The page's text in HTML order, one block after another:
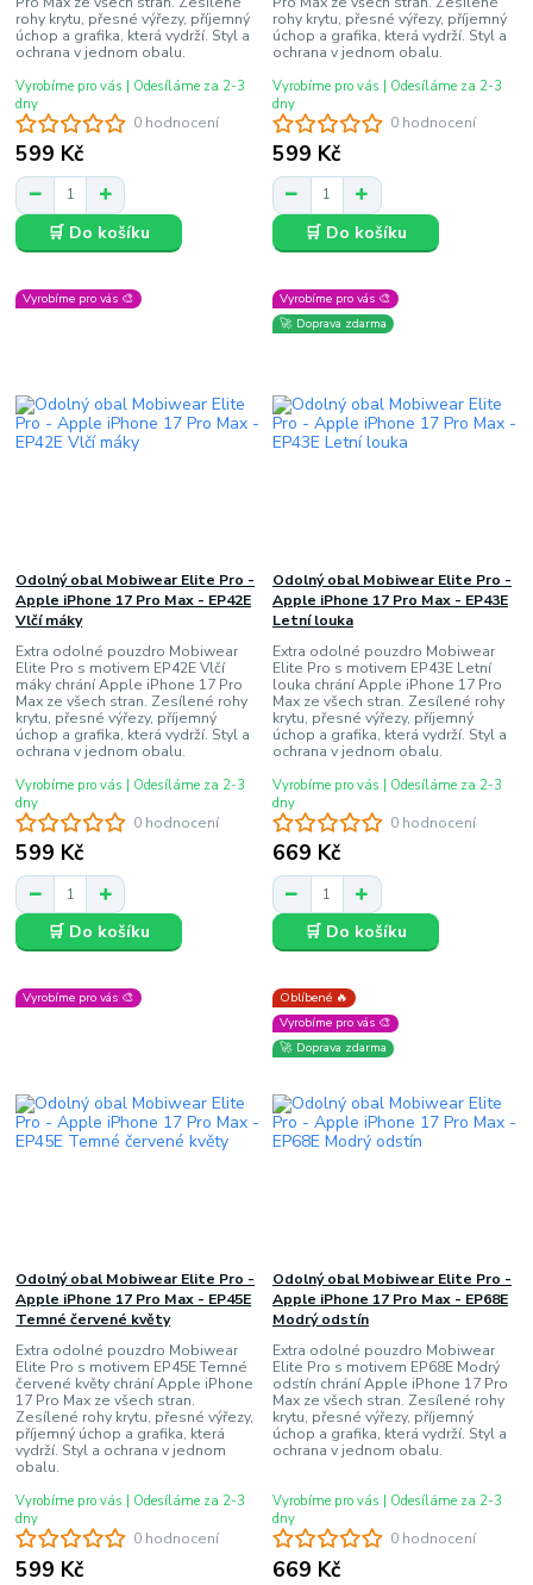
0 hodnocení
rohy krytu, přesné výřezy, příjemný
úchop a grafika, která vydrží. Styl a
ochrana v jednom obalu.
599 Kč
Vyrobíme pro vás | Odesíláme za 2-3
dny
🛒 Do košíku
0 hodnocení
rohy krytu, přesné výřezy, příjemný
úchop a grafika, která vydrží. Styl a
ochrana v jednom obalu.
599 Kč
Vyrobíme pro vás | Odesíláme za 2-3
dny
🛒 Do košíku
Vyrobíme pro vás 🎨
0 hodnocení
Odolný obal Mobiwear Elite Pro -
Apple iPhone 17 Pro Max - EP42E
Vlčí máky
Extra odolné pouzdro Mobiwear
Elite Pro s motivem EP42E Vlčí
máky chrání Apple iPhone 17 Pro
Max ze všech stran. Zesílené rohy
krytu, přesné výřezy, příjemný
úchop a grafika, která vydrží. Styl a
ochrana v jednom obalu.
599 Kč
Vyrobíme pro vás | Odesíláme za 2-3
dny
🛒 Do košíku
Vyrobíme pro vás 🎨
🚀 Doprava zdarma
0 hodnocení
Odolný obal Mobiwear Elite Pro -
Apple iPhone 17 Pro Max - EP43E
Letní louka
Extra odolné pouzdro Mobiwear
Elite Pro s motivem EP43E Letní
louka chrání Apple iPhone 17 Pro
Max ze všech stran. Zesílené rohy
krytu, přesné výřezy, příjemný
úchop a grafika, která vydrží. Styl a
ochrana v jednom obalu.
669 Kč
Vyrobíme pro vás | Odesíláme za 2-3
dny
🛒 Do košíku
Vyrobíme pro vás 🎨
0 hodnocení
Odolný obal Mobiwear Elite Pro -
Apple iPhone 17 Pro Max - EP45E
Temné červené květy
Extra odolné pouzdro Mobiwear
Elite Pro s motivem EP45E Temné
červené květy chrání Apple iPhone
17 Pro Max ze všech stran.
Zesílené rohy krytu, přesné výřezy,
příjemný úchop a grafika, která
vydrží. Styl a ochrana v jednom
obalu.
599 Kč
Vyrobíme pro vás | Odesíláme za 2-3
dny
Oblíbené 🔥
Vyrobíme pro vás 🎨
🚀 Doprava zdarma
0 hodnocení
Odolný obal Mobiwear Elite Pro -
Apple iPhone 17 Pro Max - EP68E
Modrý odstín
Extra odolné pouzdro Mobiwear
Elite Pro s motivem EP68E Modrý
odstín chrání Apple iPhone 17 Pro
Max ze všech stran. Zesílené rohy
krytu, přesné výřezy, příjemný
úchop a grafika, která vydrží. Styl a
ochrana v jednom obalu.
669 Kč
Vyrobíme pro vás | Odesíláme za 2-3
dny